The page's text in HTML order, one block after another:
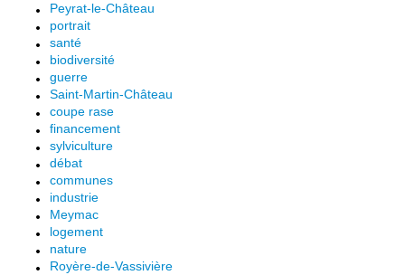
Peyrat-le-Château
portrait
santé
biodiversité
guerre
Saint-Martin-Château
coupe rase
financement
sylviculture
débat
communes
industrie
Meymac
logement
nature
Royère-de-Vassivière